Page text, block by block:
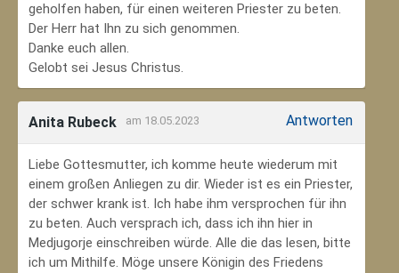
geholfen haben, für einen weiteren Priester zu beten.
Der Herr hat Ihn zu sich genommen.
Danke euch allen.
Gelobt sei Jesus Christus.
Anita Rubeck am 18.05.2023 Antworten
Liebe Gottesmutter, ich komme heute wiederum mit
einem großen Anliegen zu dir. Wieder ist es ein Priester,
der schwer krank ist. Ich habe ihm versprochen für ihn
zu beten. Auch versprach ich, dass ich ihn hier in
Medjugorje einschreiben würde. Alle die das lesen, bitte
ich um Mithilfe. Möge unsere Königin des Friedens